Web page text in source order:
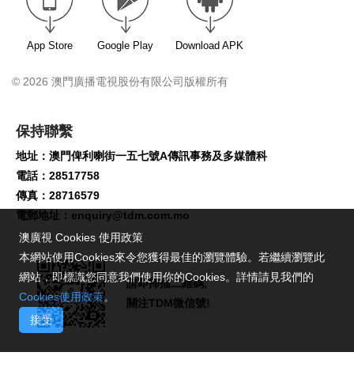
App Store Google Play Download APK
© 2026 澳門廣播電視股份有限公司版權所有
保持聯繫
地址：澳門俾利喇街一五七號A傳訊事務及多媒體科
電話：28517758
傳真：28716579
電郵地址： enquiry@tdm.com.mo
請即掃描二維碼,
關注TDM微信號!
澳廣視 Cookies 使用政策
本網站使用Cookies來令您獲得最佳的瀏覽體驗。若繼續瀏覽此
網站，即標識您同意我們使用你的Cookies。詳情請見我們的
Cookies使用政策。
接受